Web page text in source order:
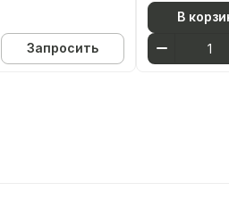
Запросить
мокрым
черный
В